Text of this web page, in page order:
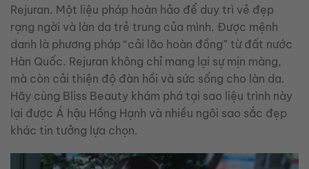
Rejuran. Một liệu pháp hoàn hảo để duy trì vẻ đẹp
rạng ngời và làn da trẻ trung của mình. Được mệnh
danh là phương pháp “cải lão hoàn đồng” từ đất nước
Hàn Quốc. Rejuran không chỉ mang lại sự mịn màng,
mà còn cải thiện độ đàn hồi và sức sống cho làn da.
Hãy cùng Bliss Beauty khám phá tại sao liệu trình này
lại được Á hậu Hồng Hạnh và nhiều ngôi sao sắc đẹp
khác tin tưởng lựa chọn.